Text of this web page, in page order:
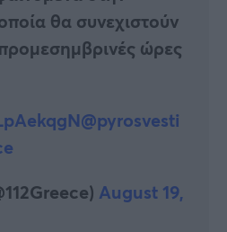
θα συνεχιστούν
ώρες
@pyrosvesti
August 19,